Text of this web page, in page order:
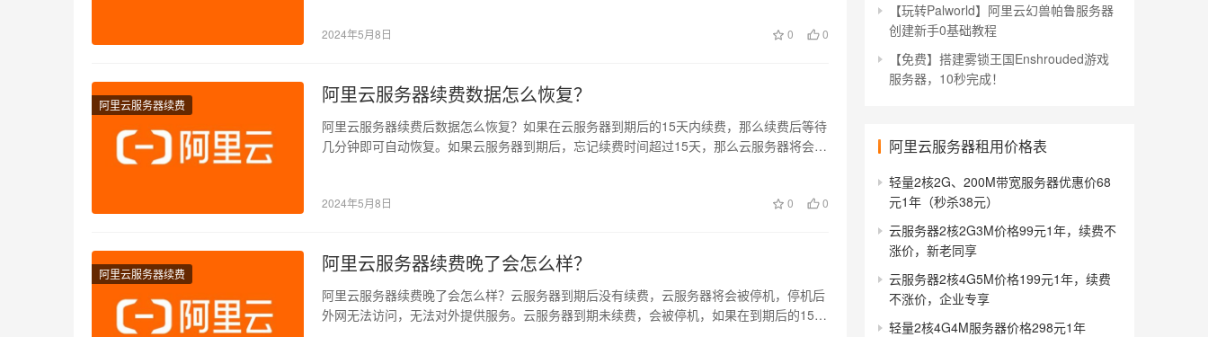
2024年5月8日 0 0
阿里云服务器续费 阿里云服务器续费数据怎么恢复？
阿里云服务器续费后数据怎么恢复？如果在云服务器到期后的15天内续费，那么续费后等待
几分钟即可自动恢复。如果云服务器到期后，忘记续费时间超过15天，那么云服务器将会被
2024年5月8日 0 0
阿里云服务器续费 阿里云服务器续费晚了会怎么样？
阿里云服务器续费晚了会怎么样？云服务器到期后没有续费，云服务器将会被停机，停机后
外网无法访问，无法对外提供服务。云服务器到期未续费，会被停机，如果在到期后的15天
【玩转Palworld】阿里云幻兽帕鲁服务器
创建新手0基础教程
【免费】搭建雾锁王国Enshrouded游戏
服务器，10秒完成！
阿里云服务器租用价格表
轻量2核2G、200M带宽服务器优惠价68
元1年（秒杀38元）
云服务器2核2G3M价格99元1年，续费不
涨价，新老同享
云服务器2核4G5M价格199元1年，续费
不涨价，企业专享
轻量2核4G4M服务器价格298元1年